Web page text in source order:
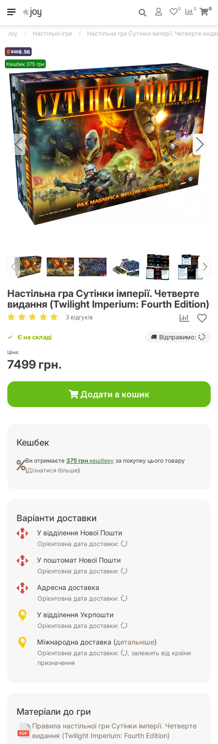
0
0 0
Joy Настільні ігри Настільна гра Сутінки імперії. Четверте
8.56
Кешбек 375 грн
Настільна гра Сутінки імперії. Четверте
видання (Twilight Imperium: Fourth Edition)
3 відгуків
Є на складі 🚚 Відправимо:
Ціна:
7499 грн.
Додати в кошик
Кешбек
Ви отримаєте 375 грн кешбеку за покупку цього товару
(Дізнатися більше)
Варіанти доставки
У відділення Нової Пошти
Орієнтовна дата доставки:
У поштомат Нової Пошти
Орієнтовна дата доставки:
Адресна доставка
Орієнтовна дата доставки:
У відділення Укрпошти
Орієнтовна дата доставки:
Міжнародна доставка (детальніше)
Орієнтовна дата доставки:
, залежить від країни
призначення
Матеріали до гри
Правила настільної гри Сутінки імперії. Четверте
видання (Twilight Imperium: Fourth Edition)